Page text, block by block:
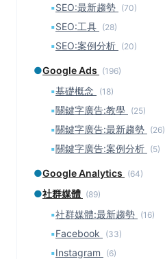
▪SEO:最新趨勢 (70)
▪SEO:工具 (28)
▪SEO:案例分析 (20)
●Google Ads (196)
▪基礎概念 (18)
▪關鍵字廣告:教學 (25)
▪關鍵字廣告:最新趨勢 (26)
▪關鍵字廣告:案例分析 (5)
●Google Analytics (64)
●社群媒體 (89)
▪社群媒體:最新趨勢 (16)
▪Facebook (33)
▪Instagram (6)